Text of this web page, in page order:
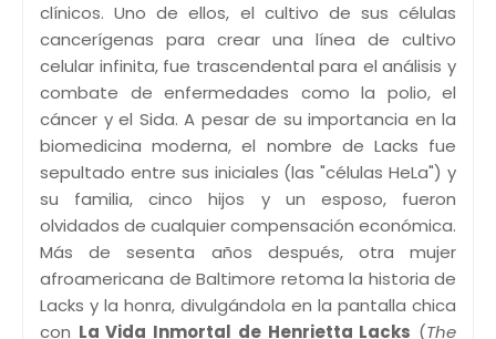
clínicos. Uno de ellos, el cultivo de sus células
cancerígenas para crear una línea de cultivo
celular infinita, fue trascendental para el análisis y
combate de enfermedades como la polio, el
cáncer y el Sida. A pesar de su importancia en la
biomedicina moderna, el nombre de Lacks fue
sepultado entre sus iniciales (las "células HeLa") y
su familia, cinco hijos y un esposo, fueron
olvidados de cualquier compensación económica.
Más de sesenta años después, otra mujer
afroamericana de Baltimore retoma la historia de
Lacks y la honra, divulgándola en la pantalla chica
con La Vida Inmortal de Henrietta Lacks (The